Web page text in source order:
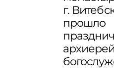
г.
прошло